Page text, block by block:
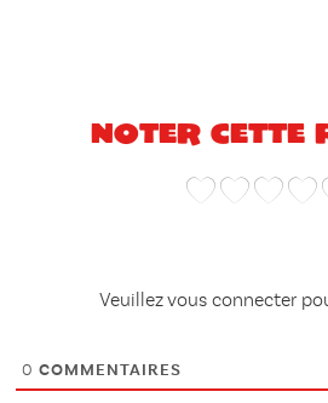
Noter cette
Veuillez vous connecter
0 COMMENTAIRES